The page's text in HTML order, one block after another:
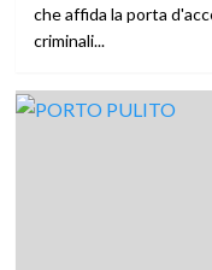
che affida la porta
criminali...